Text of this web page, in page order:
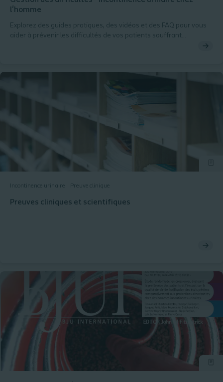
l'homme
Explorez des guides pratiques, des vidéos et des FAQ pour vous
aider à prévenir les difficultés de vos patients souffrant
Incontinence urinaire Preuve clinique
Preuves cliniques et scientifiques